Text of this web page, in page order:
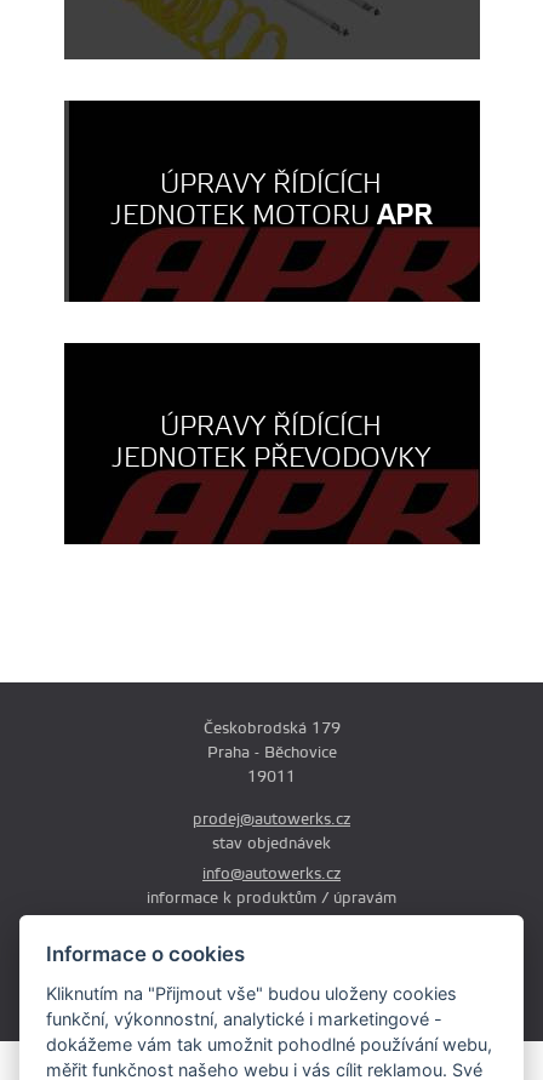
Informace o cookies
Kliknutím na "Přijmout vše" budou uloženy cookies
funkční, výkonnostní, analytické i marketingové -
dokážeme vám tak umožnit pohodlné používání webu,
měřit funkčnost našeho webu i vás cílit reklamou. Své
ÚPRAVY ŘÍDÍCÍCH
JEDNOTEK MOTORUAPR
ÚPRAVY ŘÍDÍCÍCH
JEDNOTEK PŘEVODOVKY
Českobrodská 179
Praha - Běchovice
19011
prodej@autowerks.cz
stav objednávek
info@autowerks.cz
informace k produktům / úpravám
Pá: 9:00-12:00 a 13:00-16:00